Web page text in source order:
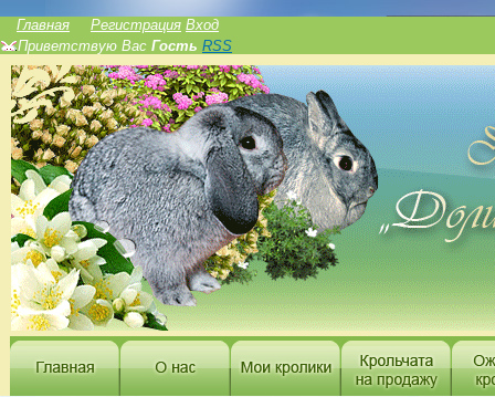
Главная
Регистрация Вход
Приветствую Вас Гость RSS